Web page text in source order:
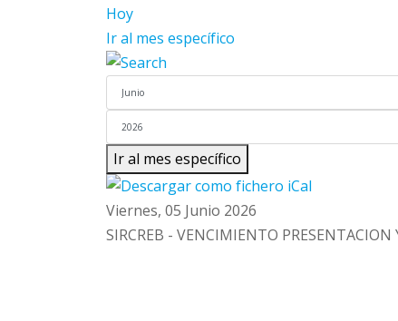
Hoy
Ir al mes específico
Ir al mes específico
Viernes, 05 Junio 2026
SIRCREB - VENCIMIENTO PRESENTACION